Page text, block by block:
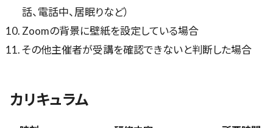
話、電話中、居眠りなど）
Zoomの背景に壁紙を設定している場合
その他主催者が受講を確認できないと判断した場合
カリキュラム